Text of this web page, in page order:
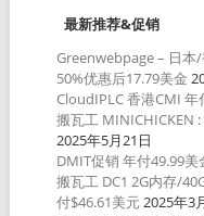
最新推荐&促销
Greenwebpage – 日本/
50%优惠后17.79美金
CloudIPLC 香港CMI 年
搬瓦工 MINICHICKEN
2025年5月21日
DMIT促销 年付49.99美
搬瓦工 DC1 2G内存/
付$46.61美元2025年3